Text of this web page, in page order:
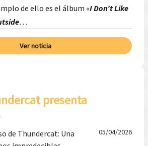
de ello es el álbum «I Don’t Like
…
Ver noticia
presenta
de Thundercat: Una
05/04/2026